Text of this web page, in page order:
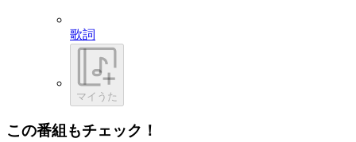
歌詞
マイうた
この番組もチェック！